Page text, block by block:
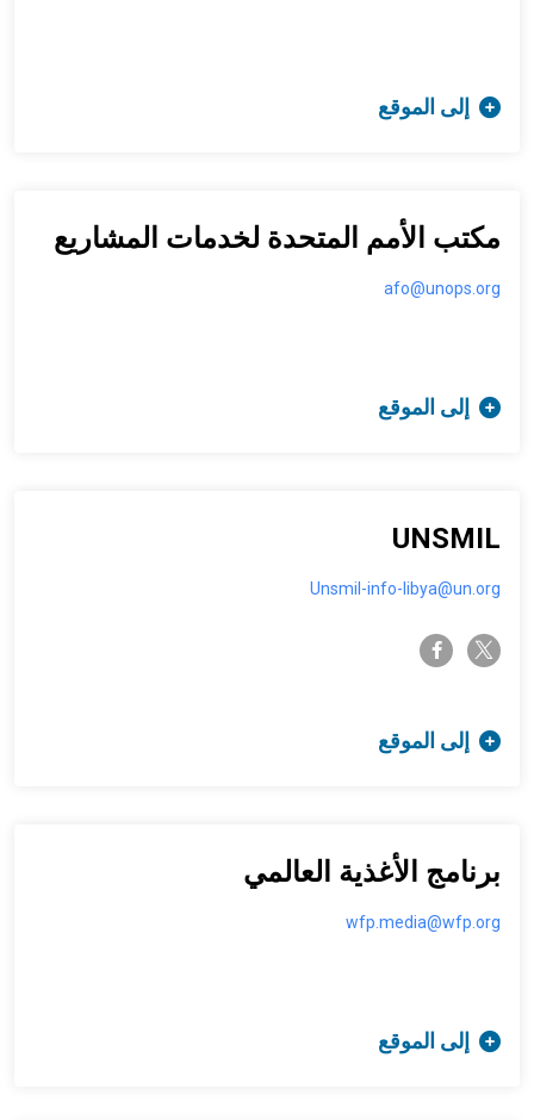
إلى الموقع
مكتب الأمم المتحدة لخدمات المشاريع
afo@unops.org
إلى الموقع
UNSMIL
Unsmil-info-libya@un.org
twitter-x
facebook-f
إلى الموقع
برنامج الأغذية العالمي
wfp.media@wfp.org
إلى الموقع